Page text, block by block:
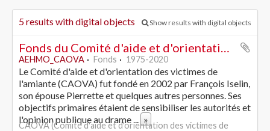
5 results with digital objects Show results with digital objects
Fonds du Comité d'aide et d'orientation des victimes de l'amiante
AEHMO_CAOVA Fonds 1975-2020
Le Comité d'aide et d'orientation des victimes de
l'amiante (CAOVA) fut fondé en 2002 par François Iselin,
son épouse Pierrette et quelques autres personnes. Ses
objectifs primaires étaient de sensibiliser les autorités et
l'opinion publique au drame... »
CAOVA (Comité d'aide et d'orientation des victimes de